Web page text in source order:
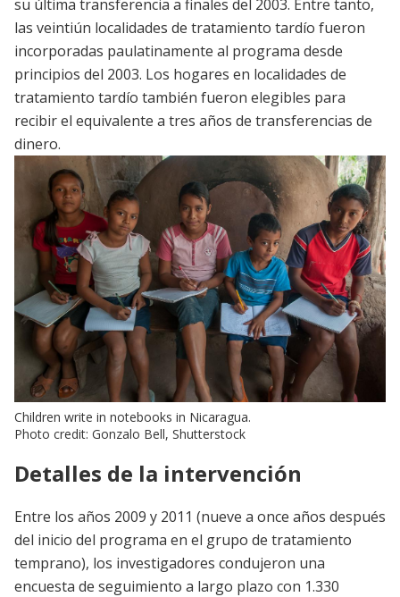
su última transferencia a finales del 2003. Entre tanto,
las veintiún localidades de tratamiento tardío fueron
incorporadas paulatinamente al programa desde
principios del 2003. Los hogares en localidades de
tratamiento tardío también fueron elegibles para
recibir el equivalente a tres años de transferencias de
dinero.
Children write in notebooks in Nicaragua.
Photo credit: Gonzalo Bell, Shutterstock
Detalles de la intervención
Entre los años 2009 y 2011 (nueve a once años después
del inicio del programa en el grupo de tratamiento
temprano), los investigadores condujeron una
encuesta de seguimiento a largo plazo con 1.330